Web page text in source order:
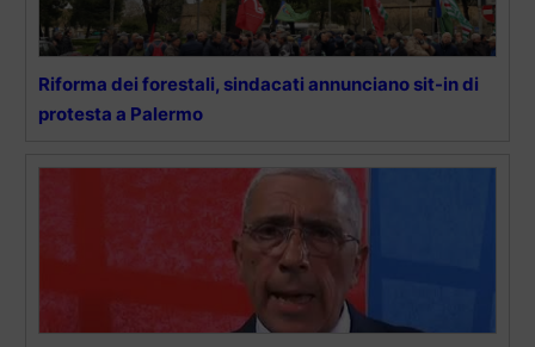
Riforma dei forestali, sindacati annunciano sit-in di
protesta a Palermo